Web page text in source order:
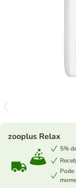
zooplus Relax
5%
Pode